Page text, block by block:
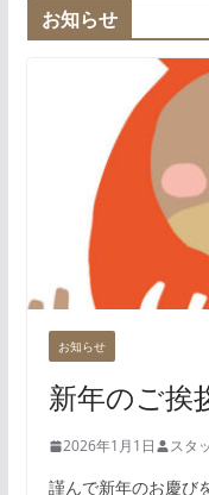
お知らせ
お知らせ
新年のご挨
2026年1月1日 スタ
謹んで新年のお慶び